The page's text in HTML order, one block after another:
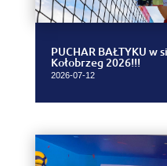
PUCHAR BAŁTYKU w
Kołobrzeg 2026!!!
2026-07-12